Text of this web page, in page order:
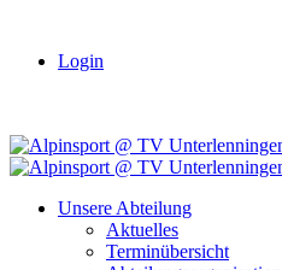
Login
Unsere Abteilung
Aktuelles
Terminübersicht